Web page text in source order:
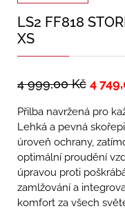
LS2 FF818
XS
4 999,00Kč 4
Přilba navržená pro
Lehká a pevná
úroveň ochrany,
optimální proudění
úpravou proti
zamlžování a
komfort za všech